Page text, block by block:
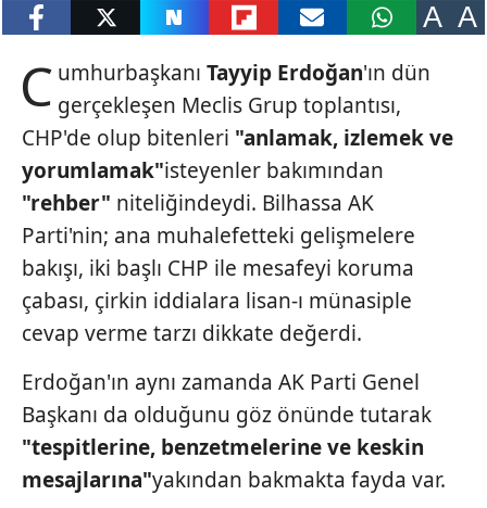
gönder
A A
C umhurbaşkanı Tayyip Erdoğan'ın dün
gerçekleşen Meclis Grup toplantısı,
CHP'de olup bitenleri "anlamak, izlemek ve
yorumlamak"isteyenler bakımından
"rehber" niteliğindeydi. Bilhassa AK
Parti'nin; ana muhalefetteki gelişmelere
bakışı, iki başlı CHP ile mesafeyi koruma
çabası, çirkin iddialara lisan-ı münasiple
cevap verme tarzı dikkate değerdi.
Erdoğan'ın aynı zamanda AK Parti Genel
Başkanı da olduğunu göz önünde tutarak
"tespitlerine, benzetmelerine ve keskin
mesajlarına"yakından bakmakta fayda var.